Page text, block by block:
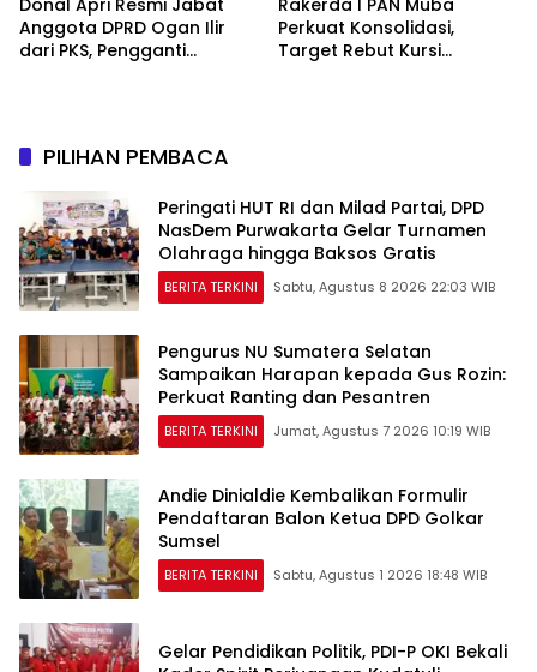
Anggota DPRD Ogan Ilir
dari PKS, Pengganti
Perkuat Konsolidasi,
Target Rebut Kursi
PILIHAN PEMBACA
Peringati HUT RI dan Milad Partai, DPD
NasDem Purwakarta Gelar Turnamen
Olahraga hingga Baksos Gratis
BERITA TERKINI Sabtu, Agustus 8 2026 22:03 WIB
Pengurus NU Sumatera Selatan
Sampaikan Harapan kepada Gus Rozin:
Perkuat Ranting dan Pesantren
BERITA TERKINI Jumat, Agustus 7 2026 10:19 WIB
Andie Dinialdie Kembalikan Formulir
Pendaftaran Balon Ketua DPD Golkar
Sumsel
BERITA TERKINI Sabtu, Agustus 1 2026 18:48 WIB
Gelar Pendidikan Politik, PDI-P OKI Bekali